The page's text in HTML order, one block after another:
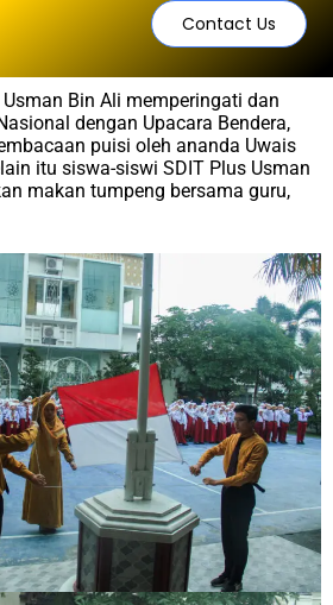
Contact Us
Bin Ali memperingati dan
dengan Upacara Bendera,
puisi oleh ananda Uwais
itu siswa-siswi SDIT Plus Usman
makan tumpeng bersama guru,